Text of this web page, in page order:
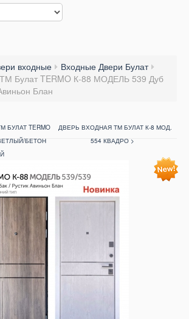
звонка
входные
Входные Двери Булат
Булат TERMO К-88 МОДЕЛЬ 539 Дуб
Блан
БУЛАТ TERMO
БЕТОН
ДВЕРЬ ВХОДНАЯ ТМ БУЛАТ К-8 МОД.
554 КВАДРО >